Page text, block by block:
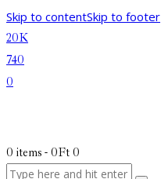
Skip to contentSkip to footer
20K
740
0
0 items - 0Ft 0